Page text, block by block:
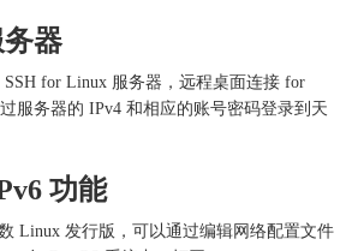
务器
SSH for Linux 服务器，远程桌面连接 for
服务器的 IPv4 和相应的账号密码登录到天
功能
Linux 发行版，可以通过编辑网络配置文件